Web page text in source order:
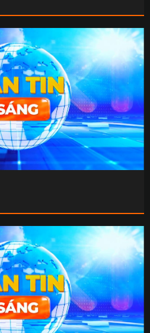
BẢNG GIÁ QUẢNG
ĐẤU THẦU, MUA SẮM
KẾ HOẠCH PHÁT TRIỂN
LỊCH CƠ
TIN
THÔNG BÁO - TUYỂN
THÔNG TIN BÁO